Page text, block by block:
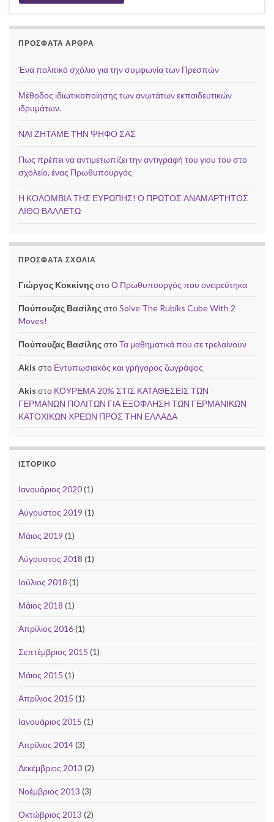
ΠΡΌΣΦΑΤΑ ΆΡΘΡΑ
Ένα πολιτικό σχόλιο για την συμφωνία των Πρεσπών
Μέθοδος ιδιωτικοποίησης των ανωτάτων εκπαιδευτικών
ιδρυμάτων.
ΝΑΙ ΖΗΤΑΜΕ ΤΗΝ ΨΗΦΟ ΣΑΣ
Πως πρέπει να αντιμετωπίζει την αντιγραφή του γιου του στο
σχολείο, ένας Πρωθυπουργός
Η ΚΟΛΟΜΒΙΑ ΤΗΣ ΕΥΡΩΠΗΣ! Ο ΠΡΩΤΟΣ ΑΝΑΜΑΡΤΗΤΟΣ
ΛΙΘΟ ΒΑΛΛΕΤΩ
ΠΡΌΣΦΑΤΑ ΣΧΌΛΙΑ
Γιώργος ΚοκκίνηςστοΟ Πρωθυπουργός που ονειρεύτηκα
Πούπουζας ΒασίληςστοSolve The Rubiks Cube With 2
Moves!
Πούπουζας ΒασίληςστοΤα μαθηματικά που σε τρελαίνουν
Akis στο Εντυπωσιακός και γρήγορος ζωγράφος
Akis στο ΚΟΥΡΕΜΑ 20% ΣΤΙΣ ΚΑΤΑΘΕΣΕΙΣ ΤΩΝ
ΓΕΡΜΑΝΩΝ ΠΟΛΙΤΩΝ ΓΙΑ ΕΞΟΦΛΗΣΗ ΤΩΝ ΓΕΡΜΑΝΙΚΩΝ
ΚΑΤΟΧΙΚΩΝ ΧΡΕΩΝ ΠΡΟΣ ΤΗΝ ΕΛΛΑΔΑ
ΙΣΤΟΡΙΚΌ
Ιανουάριος 2020(1)
Αύγουστος 2019 (1)
Μάιος 2019 (1)
Αύγουστος 2018 (1)
Ιούλιος 2018 (1)
Μάιος 2018 (1)
Απρίλιος 2016(1)
Σεπτέμβριος 2015 (1)
Μάιος 2015 (1)
Απρίλιος 2015 (1)
Ιανουάριος 2015 (1)
Απρίλιος 2014(3)
Δεκέμβριος 2013 (2)
Νοέμβριος 2013 (3)
Οκτώβριος 2013 (2)